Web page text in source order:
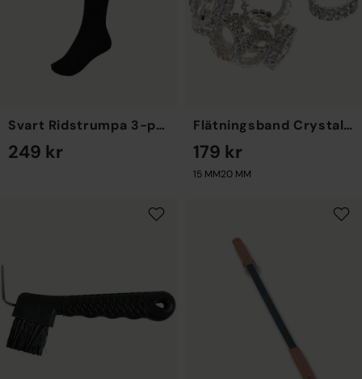
Svart Ridstrumpa 3-pack One Size
249 kr
Flätningsband Crystal 10-pack
179 kr
15 MM20 MM